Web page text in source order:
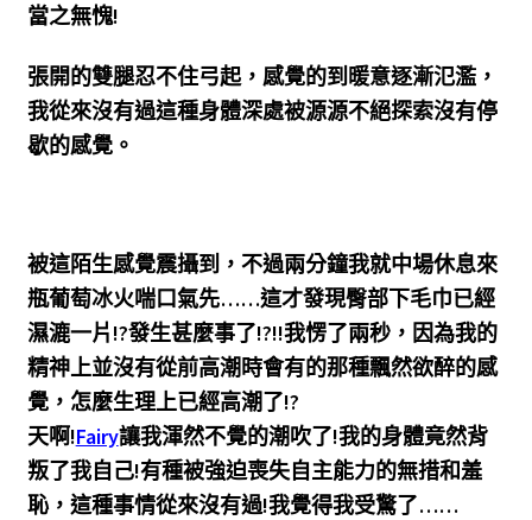
當之無愧!
張開的雙腿忍不住弓起，感覺的到暖意逐漸氾濫，
我從來沒有過這種身體深處被源源不絕探索沒有停
歇的感覺。
被這陌生感覺震攝到，不過兩分鐘我就中場休息來
瓶葡萄冰火喘口氣先……這才發現臀部下毛巾已經
濕漉一片!?發生甚麼事了!?!!我愣了兩秒，因為我的
精神上並沒有從前高潮時會有的那種飄然欲醉的感
覺，怎麼生理上已經高潮了!?
天啊!Fairy讓我渾然不覺的潮吹了!我的身體竟然背
叛了我自己!有種被強迫喪失自主能力的無措和羞
恥，這種事情從來沒有過!我覺得我受驚了……